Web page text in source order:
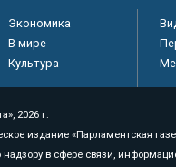
Экономика
В мире
Культура
2026 г.
издание «Парламентская
в сфере связи,